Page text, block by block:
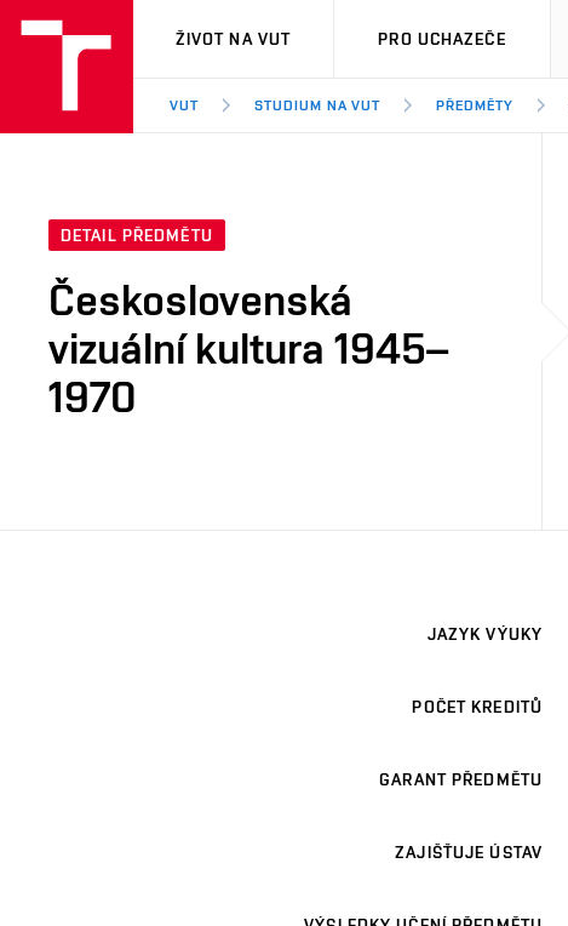
VUT
ŽIVOT NA VUT PRO UCHAZEČE
VUT STUDIUM NA VUT PŘEDMĚTY
DETAIL PŘEDMĚTU
Československá
vizuální kultura 1945–
1970
JAZYK VÝUKY
POČET KREDITŮ
GARANT PŘEDMĚTU
ZAJIŠŤUJE ÚSTAV